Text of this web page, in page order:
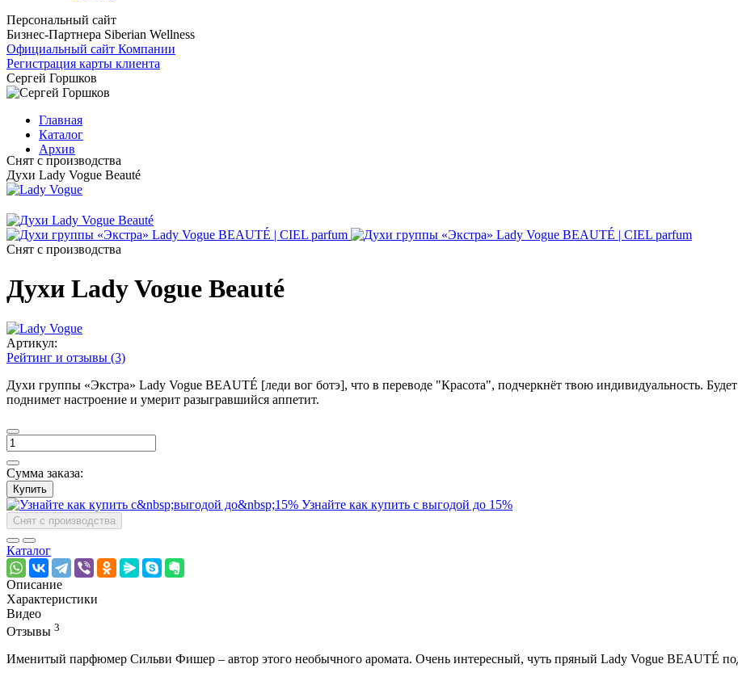
Персональный сайт
Бизнес-Партнера Siberian Wellness
Официальный сайт Компании
Регистрация карты клиента
Сергей Горшков
Главная
Каталог
Архив
Снят с производства
Духи Lady Vogue Beauté
Снят с производства
Духи Lady Vogue Beauté
Артикул:
Рейтинг и отзывы (3)
Духи группы «Экстра» Lady Vogue BEAUTÉ [леди вог ботэ], что в переводе "Красота", подчеркнёт твою индивидуальность.
поднимет настроение и умерит разыгравшийся аппетит.
Сумма заказа:
Купить
Узнайте как купить с выгодой до 15%
Снят с производства
Каталог
Описание
Характеристики
Видео
Отзывы 3
Именитый парфюмер Сильви Фишер – автор этого необычного аромата. Очень интересный, чуть пряный Lady Vogue BEAUTÉ